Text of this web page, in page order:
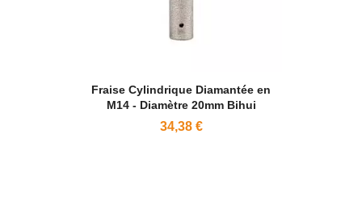
Fraise Cylindrique Diamantée en
M14 - Diamètre 20mm Bihui
34,38 €